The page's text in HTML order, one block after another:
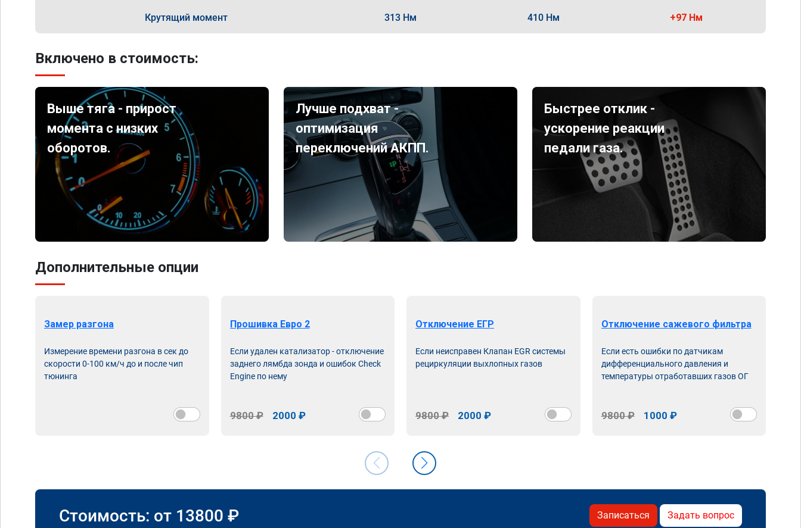
Крутящий момент 313 Нм 410 Нм +97 Нм
Включено в стоимость:
Выше тяга - прирост
момента с низких
оборотов.
Лучше подхват -
оптимизация
переключений АКПП.
Быстрее отклик -
ускорение реакции
педали газа.
Дополнительные опции
Замер разгона
Измерение времени разгона в сек до
скорости 0-100 км/ч до и после чип
тюнинга
Прошивка Евро 2
Если удален катализатор - отключение
заднего лямбда зонда и ошибок Check
Engine по нему
9800 ₽ 2000 ₽
Отключение ЕГР
Если неисправен Клапан EGR системы
рециркуляции выхлопных газов
9800 ₽ 2000 ₽
Отключение сажевого фильтра
Если есть ошибки по датчикам
дифференциального давления и
температуры отработавших газов ОГ
9800 ₽ 1000 ₽
Стоимость: от 13800 ₽ Записаться Задать вопрос